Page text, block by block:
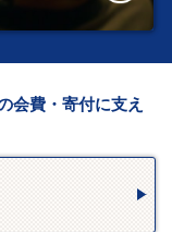
会費・寄付に支え